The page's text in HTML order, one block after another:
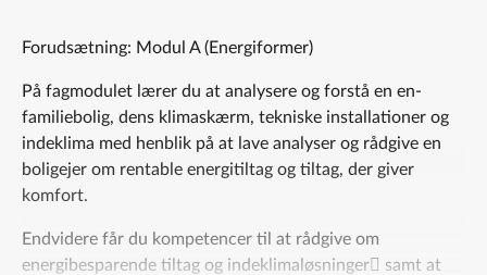
Forudsætning: Modul A (Energiformer)
På fagmodulet lærer du at analysere og forstå en en-
familiebolig, dens klimaskærm, tekniske installationer og
indeklima med henblik på at lave analyser og rådgive en
boligejer om rentable energitiltag og tiltag, der giver
komfort.
Endvidere får du kompetencer til at rådgive om
energibesparende tiltag og indeklimaløsninger samt at